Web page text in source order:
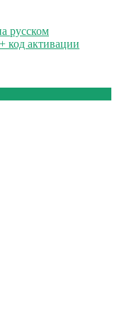
русском
код активации